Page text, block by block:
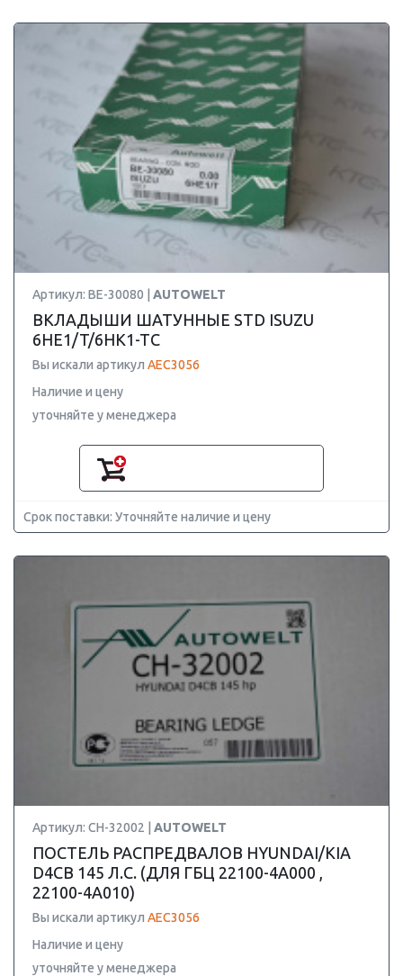
Артикул: BE-30080 | AUTOWELT
ВКЛАДЫШИ ШАТУННЫЕ STD ISUZU
6HE1/T/6HK1-TC
Вы искали артикул AEC3056
Наличие и цену
уточняйте у менеджера
Срок поставки: Уточняйте наличие и цену
Артикул: CH-32002 | AUTOWELT
ПОСТЕЛЬ РАСПРЕДВАЛОВ HYUNDAI/KIA
D4CB 145 Л.С. (ДЛЯ ГБЦ 22100-4A000 ,
22100-4A010)
Вы искали артикул AEC3056
Наличие и цену
уточняйте у менеджера